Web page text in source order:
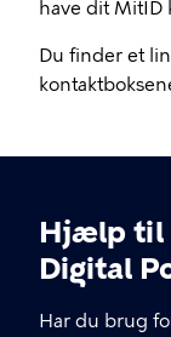
have dit MitID
Du finder et
Hjælp til
Digital
Har du brug